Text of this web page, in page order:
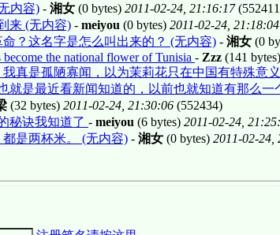
内容) - 湘女 (0 bytes) 2011-02-24, 21:16:17
来 (无内容) - meiyou (0 bytes) 2011-02-24, 21:18:04
？这名字是怎么叫出来的？ (无内容) - 湘女 (0
become the national flower of Tunisia - Zzz (141 bytes)
我真是孤陋寡闻，以为茉莉花只在中国有特殊意
就是最近看新闻知道的，以前也就知道有那么一
(32 bytes) 2011-02-24, 21:30:06 (552434)
秘诀我知道了 - meiyou (6 bytes) 2011-02-24,
都是两杯米。 (无内容) - 湘女 (0 bytes) 2011-02-24,